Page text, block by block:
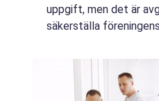
uppgift, men det är
säkerställa